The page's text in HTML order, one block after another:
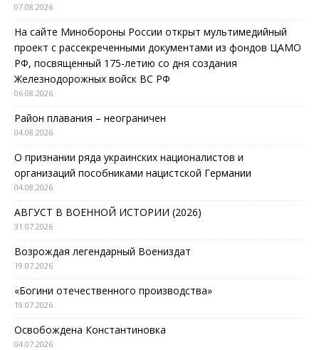
07.08.2026
На сайте Минобороны России открыт мультимедийный
проект с рассекреченными документами из фондов ЦАМО
РФ, посвященный 175-летию со дня создания
Железнодорожных войск ВС РФ
06.08.2026
Район плавания – неограничен
04.08.2026
О признании ряда украинских националистов и
организаций пособниками нацистской Германии
04.08.2026
АВГУСТ В ВОЕННОЙ ИСТОРИИ (2026)
31.07.2026
Возрождая легендарный Воениздат
19.07.2026
«Богини отечественного производства»
19.07.2026
Освобождена Константиновка
04.07.2026